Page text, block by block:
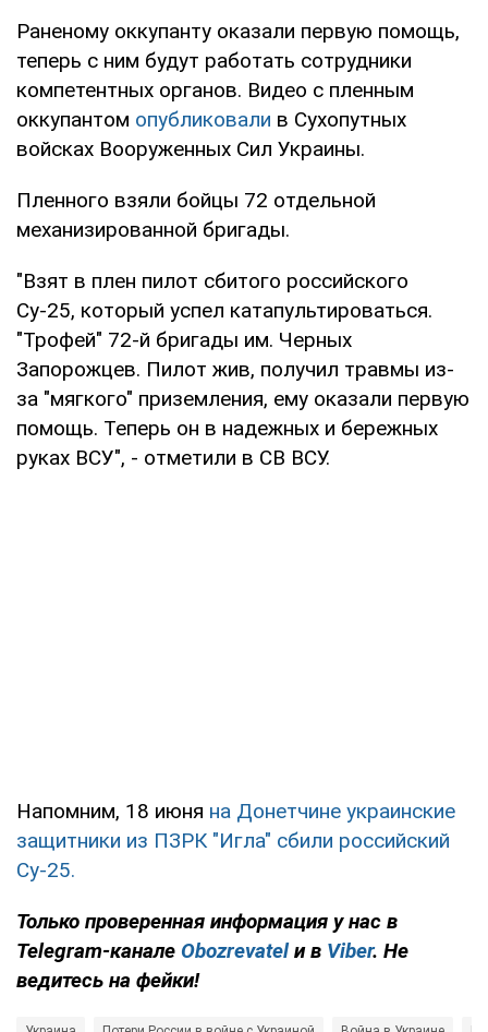
Раненому оккупанту оказали первую помощь,
теперь с ним будут работать сотрудники
компетентных органов. Видео с пленным
оккупантом опубликовали в Сухопутных
войсках Вооруженных Сил Украины.
Пленного взяли бойцы 72 отдельной
механизированной бригады.
"Взят в плен пилот сбитого российского
Су-25, который успел катапультироваться.
"Трофей" 72-й бригады им. Черных
Запорожцев. Пилот жив, получил травмы из-
за "мягкого" приземления, ему оказали первую
помощь. Теперь он в надежных и бережных
руках ВСУ", - отметили в СВ ВСУ.
Напомним, 18 июня на Донетчине украинские
защитники из ПЗРК "Игла" сбили российский
Су-25.
Только проверенная информация у нас в
Telegram-канале Obozrevatelи в Viber. Не
ведитесь на фейки!